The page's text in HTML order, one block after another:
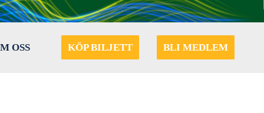
OSS KÖP BILJETT BLI MEDLEM